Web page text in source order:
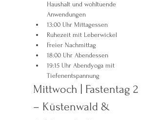
Haushalt und wohltuende
Anwendungen
13:00 Uhr Mittagessen
Ruhezeit mit Leberwickel
Freier Nachmittag
18:00 Uhr Abendessen
19:15 Uhr Abendyoga mit
Tiefenentspannung
Mittwoch | Fastentag 2
– Küstenwald &